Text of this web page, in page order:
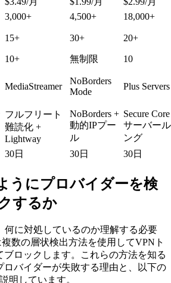
3,000+ 4,500+
18,000+
15+ 30+ 20+
10+ 無制限
10
MediaStreamer
NoBorders
Mode
Plus Servers
フルフリート
難読化 +
Lightway
NoBorders +
動的IPプー
ル
Secure
サーバー
ング
30日 30日 30日
うにプロバイダーを検
するか
何に対処しているのか理解する必要
数の層状検出方法を使用してVPNト
ブロックします。これらの方法を知る
ロバイダーが失敗する理由と、以下の
明しています。